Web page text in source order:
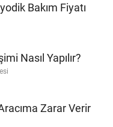
Bakım Fiyatı
Nasıl Yapılır?
Zarar Verir